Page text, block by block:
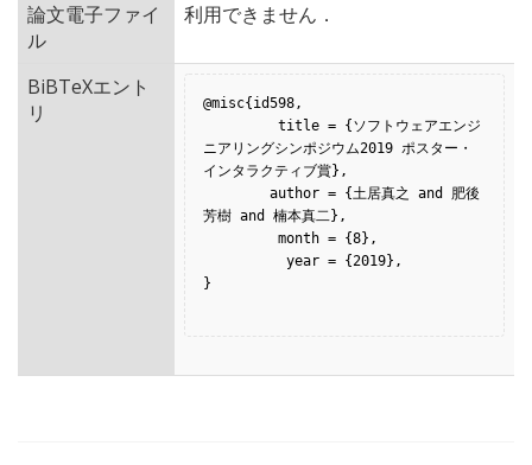
論文電子ファイ
ル
利用できません．
BiBTeXエント
リ
@misc{id598,
ニアリングシンポジウム2019 ポスター・
インタラクティブ賞},
芳樹 and 楠本真二},
}